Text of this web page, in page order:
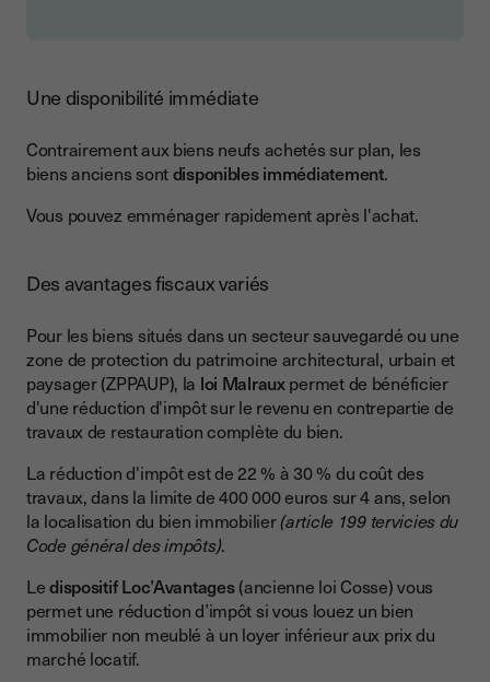
Une disponibilité immédiate
Contrairement aux biens neufs achetés sur plan, les
biens anciens sontdisponibles immédiatement.
Vous pouvez emménager rapidement après l'achat.
Des avantages fiscaux variés
Pour les biens situés dans un secteur sauvegardé ou une
zone de protection du patrimoine architectural, urbain et
paysager (ZPPAUP), la loi Malrauxpermet de bénéficier
d'une réduction d'impôt sur le revenu en contrepartie de
travaux de restauration complète du bien.
La réduction d'impôt est de 22 % à 30 % du coût des
travaux, dans la limite de 400 000 euros sur 4 ans, selon
la localisation du bien immobilier(article 199 tervicies du
Code général des impôts).
Ledispositif Loc’Avantages(ancienne loi Cosse) vous
permet une réduction d’impôt si vous louez un bien
immobilier non meublé à un loyer inférieur aux prix du
marché locatif.